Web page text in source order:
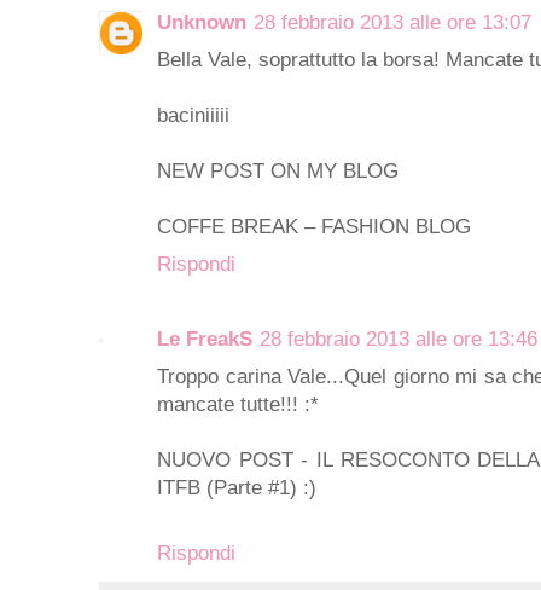
Unknown 28 febbraio 2013 alle ore 13:07
Bella Vale, soprattutto la borsa! Mancate
baciniiiii
NEW POST ON MY BLOG
COFFE BREAK – FASHION BLOG
Rispondi
Le FreakS 28 febbraio 2013 alle ore 13:46
Troppo carina Vale...Quel giorno mi sa
mancate tutte!!! :*
NUOVO POST - IL RESOCONTO
ITFB (Parte #1) :)
Rispondi